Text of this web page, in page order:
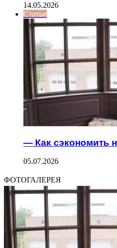
14.05.2026
Статьи
— Как сэкономить
05.07.2026
ФОТОГАЛЕРЕЯ